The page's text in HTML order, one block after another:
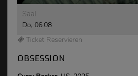
Saal
Do, 06.08
Ticket Reservieren
OBSESSION